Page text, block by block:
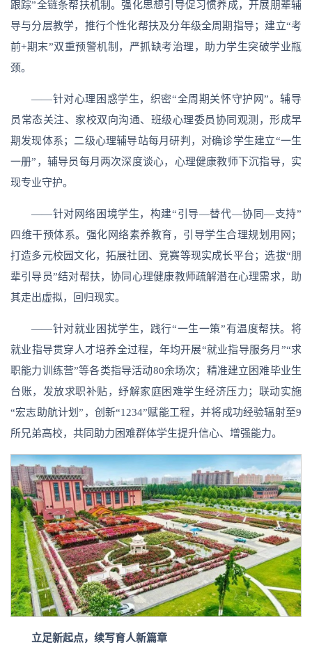
跟踪”全链条帮扶机制。强化思想引导促习惯养成，开展朋辈辅
导与分层教学，推行个性化帮扶及分年级全周期指导；建立“考
前+期末”双重预警机制，严抓缺考治理，助力学生突破学业瓶
颈。
——针对心理困惑学生，织密“全周期关怀守护网”。辅导
员常态关注、家校双向沟通、班级心理委员协同观测，形成早
期发现体系；二级心理辅导站每月研判，对确诊学生建立“一生
一册”，辅导员每月两次深度谈心，心理健康教师下沉指导，实
现专业守护。
——针对网络困境学生，构建“引导—替代—协同—支持”
四维干预体系。强化网络素养教育，引导学生合理规划用网；
打造多元校园文化，拓展社团、竞赛等现实成长平台；选拔“朋
辈引导员”结对帮扶，协同心理健康教师疏解潜在心理需求，助
其走出虚拟，回归现实。
——针对就业困扰学生，践行“一生一策”有温度帮扶。将
就业指导贯穿人才培养全过程，年均开展“就业指导服务月”“求
职能力训练营”等各类指导活动80余场次；精准建立困难毕业生
台账，发放求职补贴，纾解家庭困难学生经济压力；联动实施
“宏志助航计划”，创新“1234”赋能工程，并将成功经验辐射至9
所兄弟高校，共同助力困难群体学生提升信心、增强能力。
立足新起点，续写育人新篇章